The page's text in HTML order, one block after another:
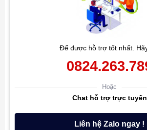
Để được hỗ trợ tốt nhất.
Hoặc
Chat hỗ trợ trực tuyến
Liên hệ Zalo ngay !